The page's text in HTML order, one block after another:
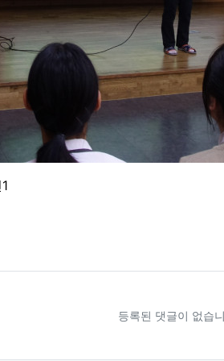
등록된 댓글이 없습